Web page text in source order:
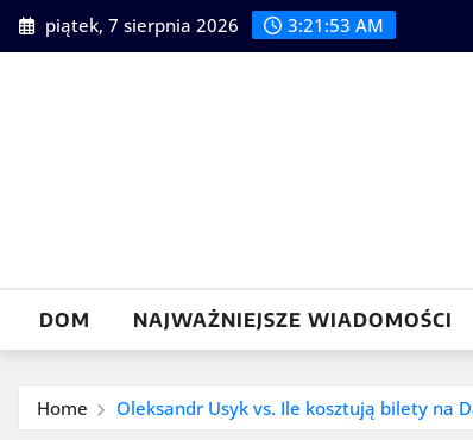
Skip
to
piątek, 7 sierpnia 2026 3:21:54 AM
DOM NAJWAŻNIEJSZE WIADOMOŚCI
Home Oleksandr Usyk vs. Ile kosztują bilety na